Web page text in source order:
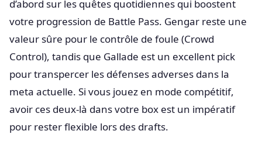
d’abord sur les quêtes quotidiennes qui boostent
votre progression de Battle Pass. Gengar reste une
valeur sûre pour le contrôle de foule (Crowd
Control), tandis que Gallade est un excellent pick
pour transpercer les défenses adverses dans la
meta actuelle. Si vous jouez en mode compétitif,
avoir ces deux-là dans votre box est un impératif
pour rester flexible lors des drafts.